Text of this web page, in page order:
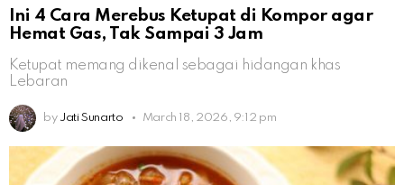
Ini 4 Cara Merebus Ketupat di Kompor agar
Hemat Gas, Tak Sampai 3 Jam
Ketupat memang dikenal sebagai hidangan khas
Lebaran
by Jati Sunarto March 18, 2026, 9:12 pm